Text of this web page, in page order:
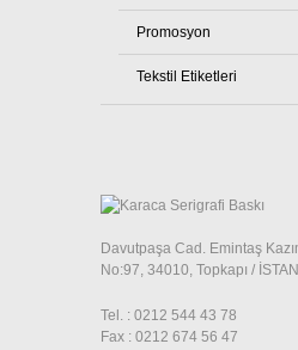
Promosyon
Tekstil Etiketleri
Davutpaşa Cad. Emintaş
No:97, 34010, Topkapı /
Tel. : 0212 544 43 78
Fax : 0212 674 56 47